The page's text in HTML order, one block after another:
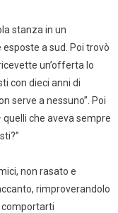
stanza in un
a sud. Poi trovò
un’offerta lo
con dieci anni di
serve a nessuno”. Poi
che aveva sempre
non rasato e
rimproverandolo
comportarti